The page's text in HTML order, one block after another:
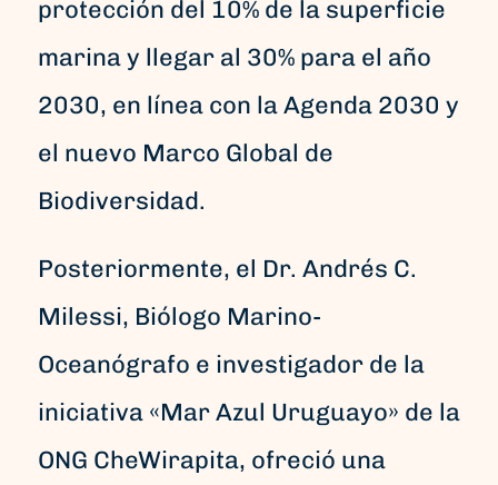
protección del 10% de la superficie
marina y llegar al 30% para el año
2030, en línea con la Agenda 2030 y
el nuevo Marco Global de
Biodiversidad.
Posteriormente, el Dr. Andrés C.
Milessi, Biólogo Marino-
Oceanógrafo e investigador de la
iniciativa «Mar Azul Uruguayo» de la
ONG CheWirapita, ofreció una